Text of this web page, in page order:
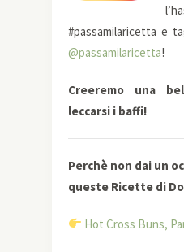
#passamilaricetta e
@passamilaricetta!
Creeremo una
leccarsi i baffi!
Perchè non dai un
queste Ricette di
Hot Cross Buns,